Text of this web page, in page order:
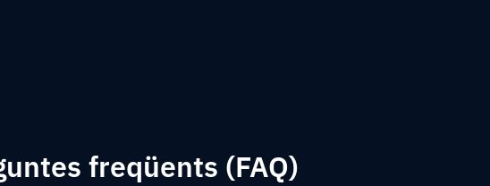
freqüents (FAQ)